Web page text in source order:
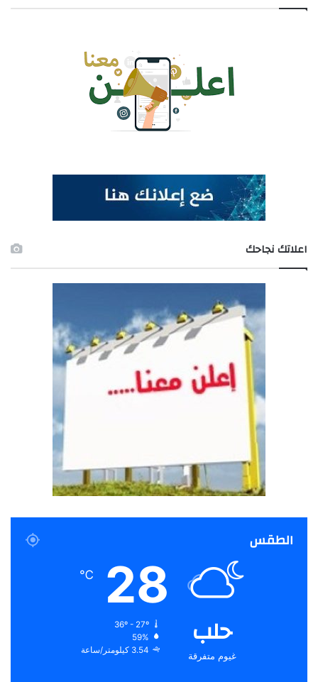
اعلاتك نجاحك
الطقس
حلب
غيوم متفرقة
28
℃
36º - 27º
59%
3.54 كيلومتر/ساعة